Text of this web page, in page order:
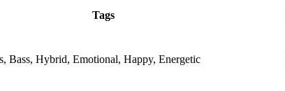
Tags
Bass, Hybrid, Emotional, Happy, Energetic